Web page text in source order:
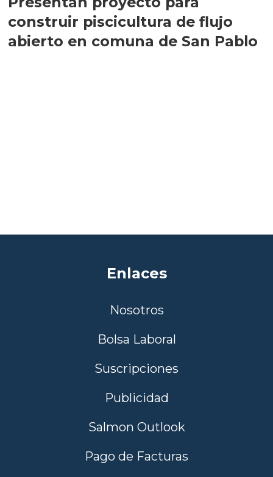
construir piscicultura de flujo
abierto en comuna de San Pablo
Enlaces
Nosotros
Bolsa Laboral
Suscripciones
Publicidad
Salmon Outlook
Pago de Facturas